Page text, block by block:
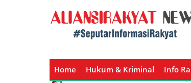
Home Hukum & Kriminal Info
Home Hukum & Kriminal Info